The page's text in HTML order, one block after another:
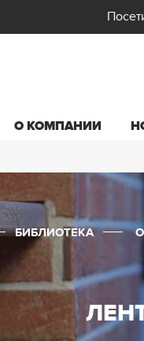
О КОМПАНИИ
БИБЛИОТЕКА